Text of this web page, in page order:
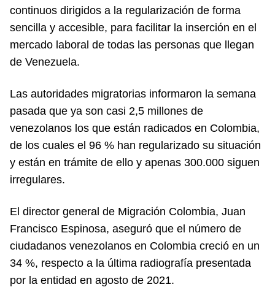
continuos dirigidos a la regularización de forma
sencilla y accesible, para facilitar la inserción en el
mercado laboral de todas las personas que llegan
de Venezuela.
Las autoridades migratorias informaron la semana
pasada que ya son casi 2,5 millones de
venezolanos los que están radicados en Colombia,
de los cuales el 96 % han regularizado su situación
y están en trámite de ello y apenas 300.000 siguen
irregulares.
El director general de Migración Colombia, Juan
Francisco Espinosa, aseguró que el número de
ciudadanos venezolanos en Colombia creció en un
34 %, respecto a la última radiografía presentada
por la entidad en agosto de 2021.